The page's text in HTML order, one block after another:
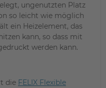
ungenutzten Platz
so leicht wie möglich
ein Heizelement, das
kann, so dass mit
werden kann.
die FELIX Flexible